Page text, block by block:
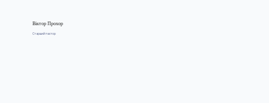
Віктор Прохор
Старший пастор